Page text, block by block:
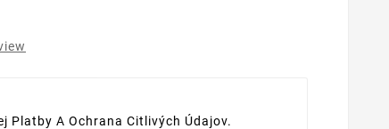
Platby A Ochrana Citlivých Údajov.